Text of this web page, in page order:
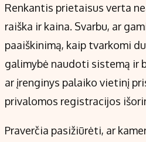
Renkantis prietaisus verta
raiška ir kaina. Svarbu, ar
paaiškinimą, kaip tvarkomi
galimybė naudoti sistemą ir
ar įrenginys palaiko vietinį
privalomos registracijos
Praverčia pasižiūrėti, ar